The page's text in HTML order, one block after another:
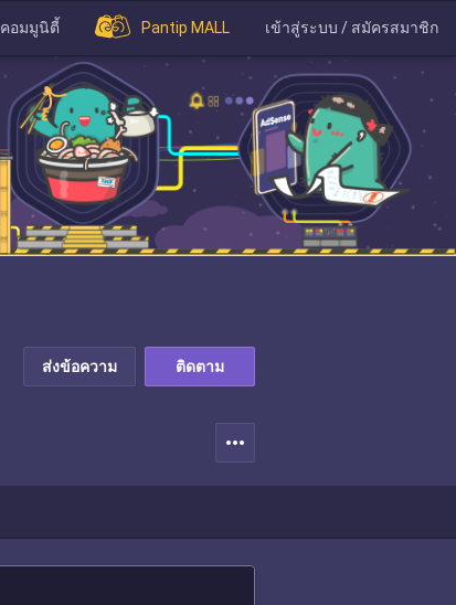
คอมมูนิตี้ Pantip MALL เข้าสู่ระบบ / สมัครสมาชิก
ส่งข้อความ ติดตาม
more_horiz